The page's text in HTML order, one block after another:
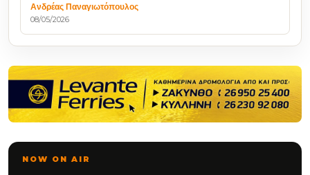
Ανδρέας Παναγιωτόπουλος
08/05/2026
NOW ON AIR